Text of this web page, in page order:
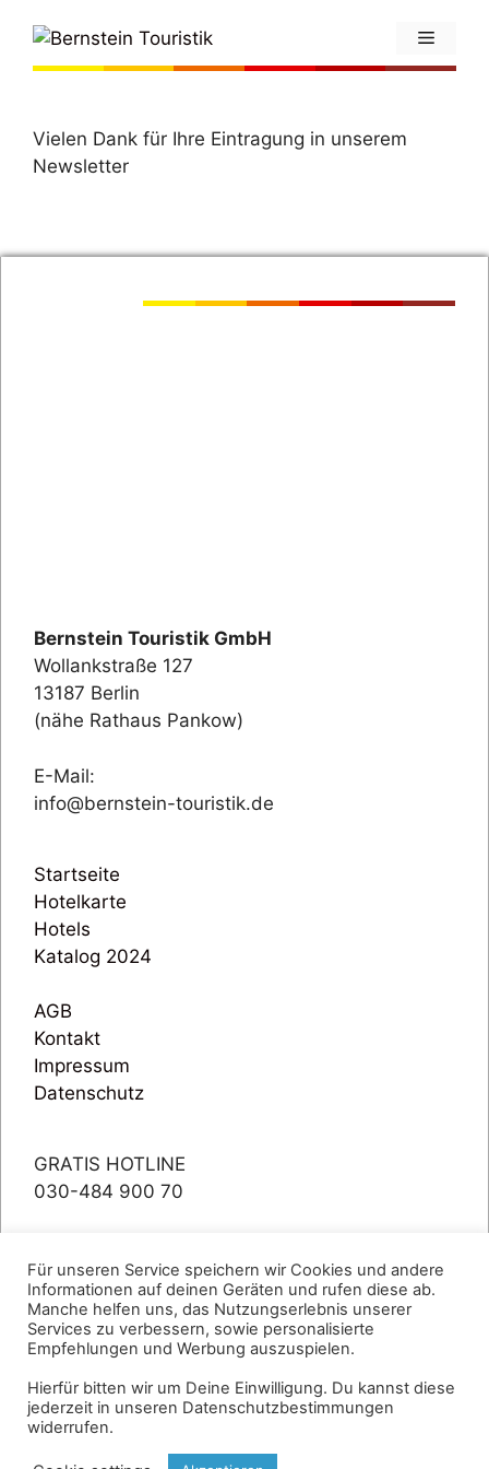
Inhalt
springen
MENÜ
Vielen Dank für Ihre Eintragung in unserem
Newsletter
Bernstein Touristik GmbH
Wollankstraße 127
13187 Berlin
(nähe Rathaus Pankow)
E-Mail:
info@bernstein-touristik.de
Startseite
Hotelkarte
Hotels
Katalog 2024
AGB
Kontakt
Impressum
Datenschutz
GRATIS HOTLINE
030-484 900 70
Mo.-Fr.: 09-18 Uhr
Sa.: 10-15 Uhr
Für unseren Service speichern wir Cookies und andere
Informationen auf deinen Geräten und rufen diese ab.
Manche helfen uns, das Nutzungserlebnis unserer
Services zu verbessern, sowie personalisierte
Empfehlungen und Werbung auszuspielen.
Hierfür bitten wir um Deine Einwilligung. Du kannst diese
jederzeit in unseren Datenschutzbestimmungen
widerrufen.